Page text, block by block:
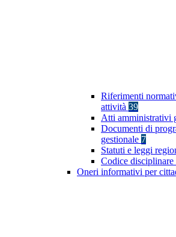
Riferimenti
attività 39
Atti amministrativi
Documenti di
gestionale 7
Statuti e leggi
Codice disciplinare
Oneri informativi per